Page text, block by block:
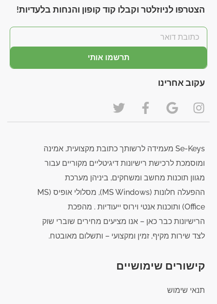
הצטרפו לניוזלטר וקבלו קוד קופון והנחות בלעדיות!
תרשמו אותי
עקוב אחרינו
Se-Keys מעמידה לרשותך כתובת מקצועית, אמינה
ומוסמכת לרכישת רישיונות דיגיטליים מקוריים עבור
מגוון תוכנות מחשב ומשחקים, ביניהן מערכת
ההפעלה חלונות (MS Windows), מסלולי אופיס (MS
Office) ותוכנות אנטי וירוס ייעודיות . מהפכת
הרישיונות כבר כאן – אנו מציעים מחירים שוברי שוק
לצד שירות מקיף, זמין ומקצועי – ותשלום מאובטח.
קישורים שימושיים
תנאי שימוש